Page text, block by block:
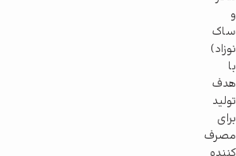
و
ساک
نوزاد)
با
هدف
تولید
برای
مصرف